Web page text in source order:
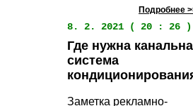
Подробнее
8. 2. 2021 ( 20 : 26 )
Где нужна
система
Заметка рекламно-